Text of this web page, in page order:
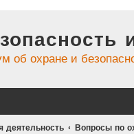
об охране и
деятельность Вопросы по